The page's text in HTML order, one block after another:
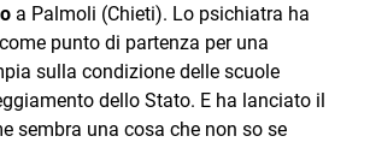
a Palmoli (Chieti). Lo psichiatra ha
punto di partenza per una
sulla condizione delle scuole
dello Stato. E ha lanciato il
sembra una cosa che non so se